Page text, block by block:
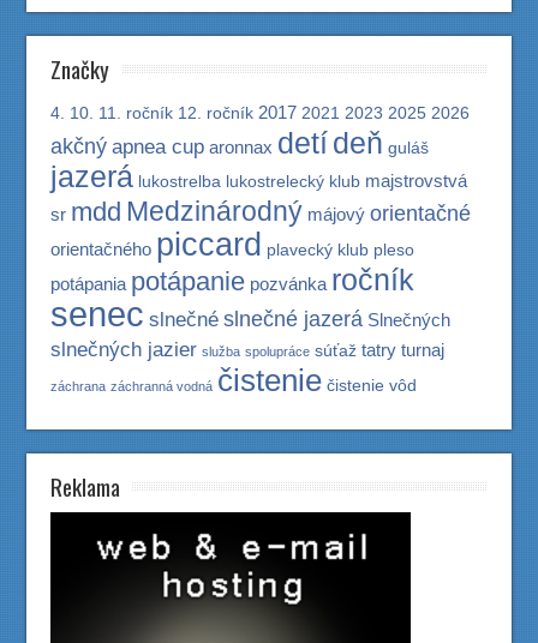
Značky
4. 10. 11. ročník 12. ročník 2017 2021 2023 2025 2026
akčný apnea cup aronnax detídeň guláš
jazerá lukostrelba lukostrelecký klub majstrovstvá
sr mdd Medzinárodný májový orientačné
orientačného piccard plavecký klub pleso
potápania potápanie pozvánka ročník
senec slnečné slnečné jazerá Slnečných
slnečných jazier služba spolupráce súťaž tatry turnaj
záchrana záchranná vodná čistenie čistenie vôd
Reklama